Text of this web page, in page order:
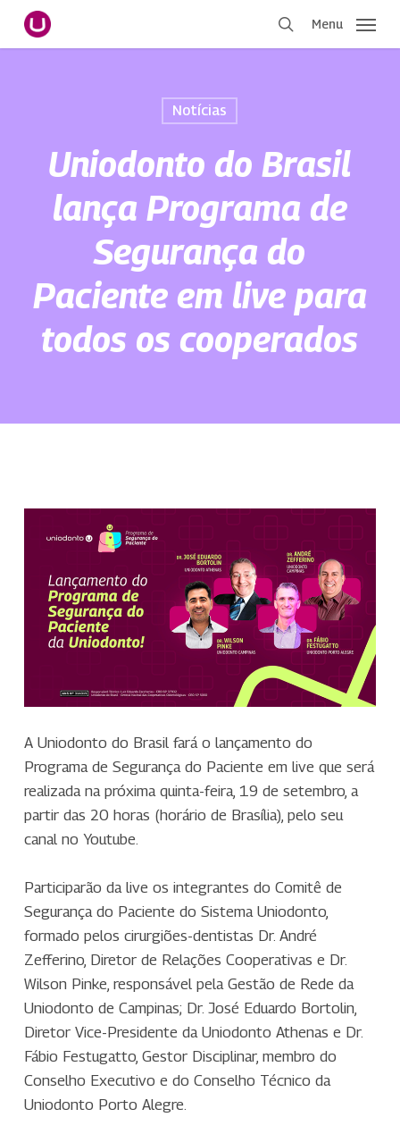
Pular
para
Menu
Notícias
Uniodonto do Brasil
lança Programa de
Segurança do
Paciente em live para
todos os cooperados
A Uniodonto do Brasil fará o lançamento do
Programa de Segurança do Paciente em live que será
realizada na próxima quinta-feira, 19 de setembro, a
partir das 20 horas (horário de Brasília), pelo seu
canal no Youtube.
Participarão da live os integrantes do Comitê de
Segurança do Paciente do Sistema Uniodonto,
formado pelos cirurgiões-dentistas Dr. André
Zefferino, Diretor de Relações Cooperativas e Dr.
Wilson Pinke, responsável pela Gestão de Rede da
Uniodonto de Campinas; Dr. José Eduardo Bortolin,
Diretor Vice-Presidente da Uniodonto Athenas e Dr.
Fábio Festugatto, Gestor Disciplinar, membro do
Conselho Executivo e do Conselho Técnico da
Uniodonto Porto Alegre.